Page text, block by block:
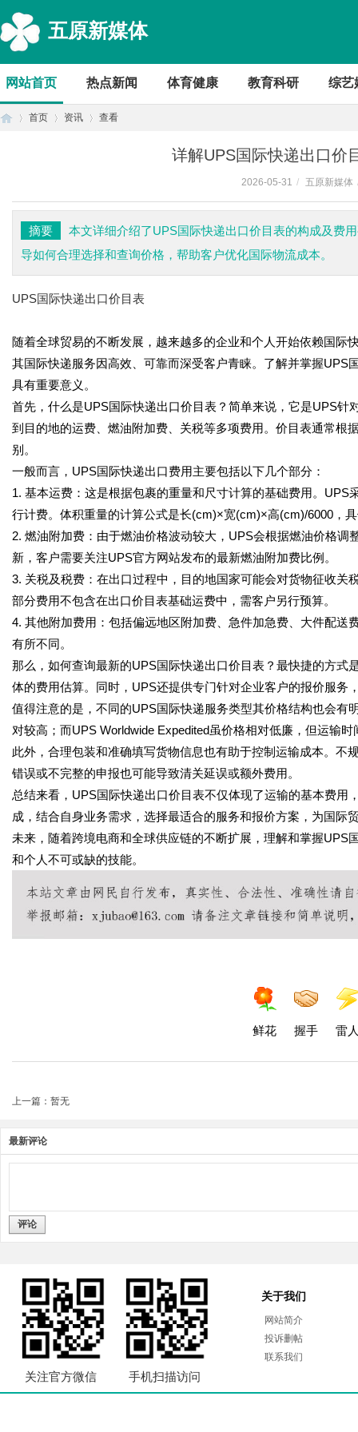
五原新媒体
网站首页 热点新闻 体育健康 教育科研 综艺
首页 资讯 查看
详解UPS国际快递出口价
2026-05-31 / 五原新媒体
摘要
本文详细介绍了UPS国际快递出口价目表的构成及费
导如何合理选择和查询价格，帮助客户优化国际物流成本。
UPS国际快递出口价目表
随着全球贸易的不断发展，越来越多的企业和个人开始依赖国
其国际快递服务因高效、可靠而深受客户青睐。了解并掌握
具有重要意义。
首先，什么是UPS国际快递出口价目表？简单来说，它是UPS
到目的地的运费、燃油附加费、关税等多项费用。价目表通常根
别。
一般而言，UPS国际快递出口费用主要包括以下几个部分：
1. 基本运费：这是根据包裹的重量和尺寸计算的基础费用。
行计费。体积重量的计算公式是长(cm)×宽(cm)×高(cm)/6000，
2. 燃油附加费：由于燃油价格波动较大，UPS会根据燃油价格
新，客户需要关注UPS官方网站发布的最新燃油附加费比例。
3. 关税及税费：在出口过程中，目的地国家可能会对货物征收
部分费用不包含在出口价目表基础运费中，需客户另行预算。
4. 其他附加费用：包括偏远地区附加费、急件加急费、大件配
有所不同。
那么，如何查询最新的UPS国际快递出口价目表？最快捷的方
体的费用估算。同时，UPS还提供专门针对企业客户的报价服务
值得注意的是，不同的UPS国际快递服务类型其价格结构也会
对较高；而UPS Worldwide Expedited虽价格相对低廉，但运输
此外，合理包装和准确填写货物信息也有助于控制运输成本。
错误或不完整的申报也可能导致清关延误或额外费用。
总结来看，UPS国际快递出口价目表不仅体现了运输的基本费
成，结合自身业务需求，选择最适合的服务和报价方案，为国际
未来，随着跨境电商和全球供应链的不断扩展，理解和掌握
和个人不可或缺的技能。
鲜花 握手 雷
上一篇：暂无
最新评论
评论
关注官方微信 手机扫描访问
关于我们
网站简介
投诉删帖
联系我们